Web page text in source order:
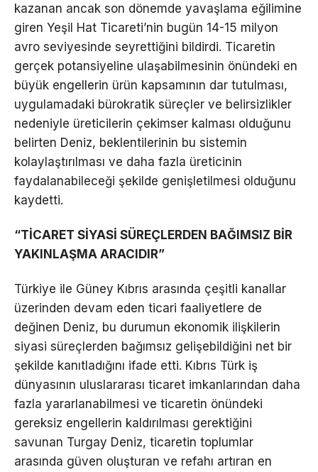
kazanan ancak son dönemde yavaşlama eğilimine
giren Yeşil Hat Ticareti’nin bugün 14-15 milyon
avro seviyesinde seyrettiğini bildirdi. Ticaretin
gerçek potansiyeline ulaşabilmesinin önündeki en
büyük engellerin ürün kapsamının dar tutulması,
uygulamadaki bürokratik süreçler ve belirsizlikler
nedeniyle üreticilerin çekimser kalması olduğunu
belirten Deniz, beklentilerinin bu sistemin
kolaylaştırılması ve daha fazla üreticinin
faydalanabileceği şekilde genişletilmesi olduğunu
kaydetti.
“TİCARET SİYASİ SÜREÇLERDEN BAĞIMSIZ BİR
YAKINLAŞMA ARACIDIR”
Türkiye ile Güney Kıbrıs arasında çeşitli kanallar
üzerinden devam eden ticari faaliyetlere de
değinen Deniz, bu durumun ekonomik ilişkilerin
siyasi süreçlerden bağımsız gelişebildiğini net bir
şekilde kanıtladığını ifade etti. Kıbrıs Türk iş
dünyasının uluslararası ticaret imkanlarından daha
fazla yararlanabilmesi ve ticaretin önündeki
gereksiz engellerin kaldırılması gerektiğini
savunan Turgay Deniz, ticaretin toplumlar
arasında güven oluşturan ve refahı artıran en